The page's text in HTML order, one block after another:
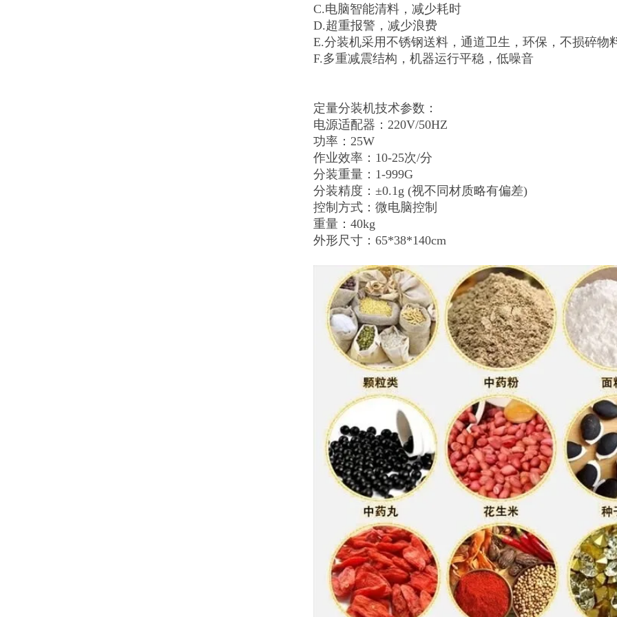
C.电脑智能清料，减少耗时
D.超重报警，减少浪费
E.分装机采用不锈钢送料，通道卫生，环保，不损碎物
F.多重减震结构，机器运行平稳，低噪音
定量分装机技术参数：
电源适配器：220V/50HZ
功率：25W
作业效率：10-25次/分
分装重量：1-999G
分装精度：±0.1g (视不同材质略有偏差)
控制方式：微电脑控制
重量：40kg
外形尺寸：65*38*140cm